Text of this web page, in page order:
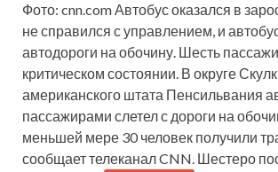
Фото: cnn.com Автобус оказался в
не справился с управлением, и
автодороги на обочину. Шесть
критическом состоянии. В округе
американского штата Пенсильвания
пассажирами слетел с дороги на
меньшей мере 30 человек получили
сообщает телеканал CNN. Шестеро